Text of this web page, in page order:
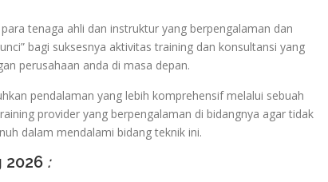
tenaga ahli dan instruktur yang berpengalaman dan
bagi suksesnya aktivitas training dan konsultansi yang
perusahaan anda di masa depan.
pendalaman yang lebih komprehensif melalui sebuah
provider yang berpengalaman di bidangnya agar tidak
dalam mendalami bidang teknik ini.
2026 :